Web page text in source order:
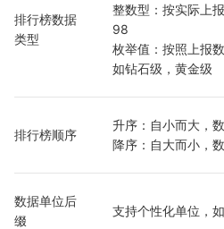
排行榜数据
类型
整数型：按实际上
98
枚举值：按照上报
如钻石级，黄金级
排行榜顺序
升序：自小而大，
降序：自大而小，
数据单位后
缀
支持个性化单位，